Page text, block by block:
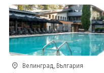
Велинград, България